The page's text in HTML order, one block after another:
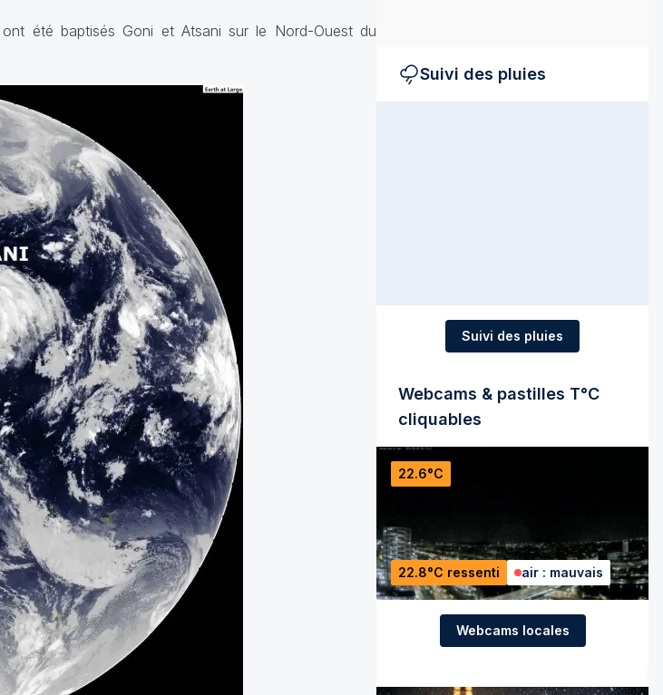
été baptisés Goni et Atsani sur le Nord-Ouest du
Suivi des pluies
Suivi des pluies
Webcams & pastilles T°C
cliquables
22.6°C
22.8°C ressenti air : mauvais
Webcams locales